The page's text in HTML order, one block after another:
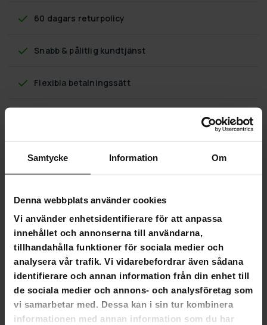
Samtycke Information Om
Denna webbplats använder cookies
Vi använder enhetsidentifierare för att anpassa
innehållet och annonserna till användarna,
tillhandahålla funktioner för sociala medier och
analysera vår trafik. Vi vidarebefordrar även sådana
identifierare och annan information från din enhet till
de sociala medier och annons- och analysföretag som
vi samarbetar med. Dessa kan i sin tur kombinera
informationen med annan information som du har
60 dagars returpolicy
Snabb & pålitlig kundtjänst
Flexibla betalningssätt
med digitalt lås, Svart
Färg vit
Material: Stål
Inkluderar en projektilbox
För sex vapen
Digitallås
Vikt: 46,1 kg
Längd: 30 cm
Höjd: 145 cm
Bredd: 40 cm
Standard: EN 1143-1: 2019